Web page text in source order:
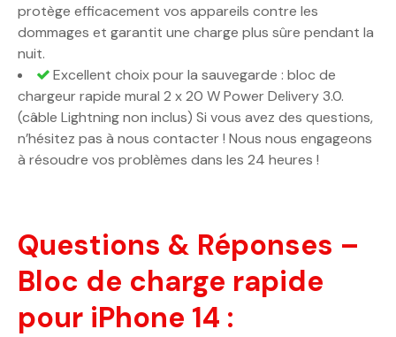
protège efficacement vos appareils contre les
dommages et garantit une charge plus sûre pendant la
nuit.
Excellent choix pour la sauvegarde : bloc de
chargeur rapide mural 2 x 20 W Power Delivery 3.0.
(câble Lightning non inclus) Si vous avez des questions,
n’hésitez pas à nous contacter ! Nous nous engageons
à résoudre vos problèmes dans les 24 heures !
Questions & Réponses –
Bloc de charge rapide
pour iPhone 14 :